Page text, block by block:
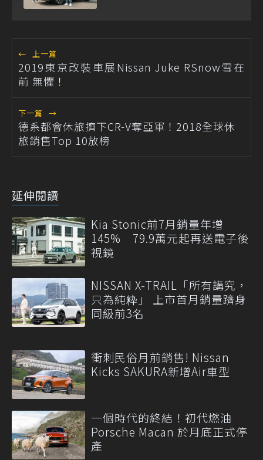
← 上一篇
2019東京改裝車展Nissan Juke RSnow雪在
前 無懼！
下一篇 →
德系都會休旅擠下CR-V奪亞軍！2018全球休
旅銷售Top 10放榜
延伸閱讀
Kia Stonic前7月銷量年增
145% 79.9萬元起再送電子後
視鏡
NISSAN X-TRAIL「所有講究，
只為純粋」 上市首月銷量躋身
同級前3名
衝刺民俗月前銷售! Nissan
Kicks SAKURA新增Air車型
一個時代的終結！初代燃油
Porsche Macan 於月底正式停
產